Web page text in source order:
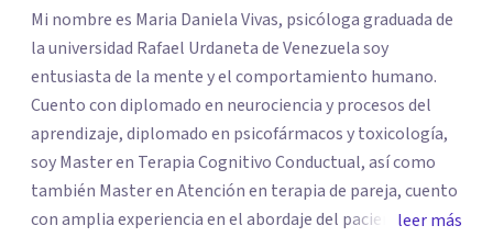
Mi nombre es Maria Daniela Vivas, psicóloga graduada de
la universidad Rafael Urdaneta de Venezuela soy
entusiasta de la mente y el comportamiento humano.
Cuento con diplomado en neurociencia y procesos del
aprendizaje, diplomado en psicofármacos y toxicología,
soy Master en Terapia Cognitivo Conductual, así como
también Master en Atención en terapia de pareja, cuento
con amplia experiencia en el abordaje del paciente con
leer más